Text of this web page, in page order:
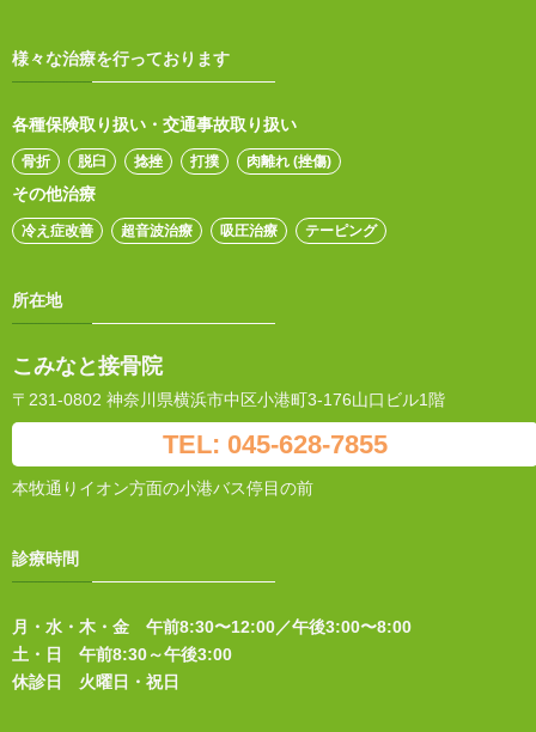
様々な治療を行っております
各種保険取り扱い・交通事故取り扱い
骨折 脱臼 捻挫 打撲 肉離れ (挫傷)
その他治療
冷え症改善 超音波治療 吸圧治療 テーピング
所在地
こみなと接骨院
〒231-0802 神奈川県横浜市中区小港町3-176山口ビル1階
TEL: 045-628-7855
本牧通りイオン方面の小港バス停目の前
診療時間
月・水・木・金 午前8:30〜12:00／午後3:00〜8:00
土・日 午前8:30～午後3:00
休診日 火曜日・祝日